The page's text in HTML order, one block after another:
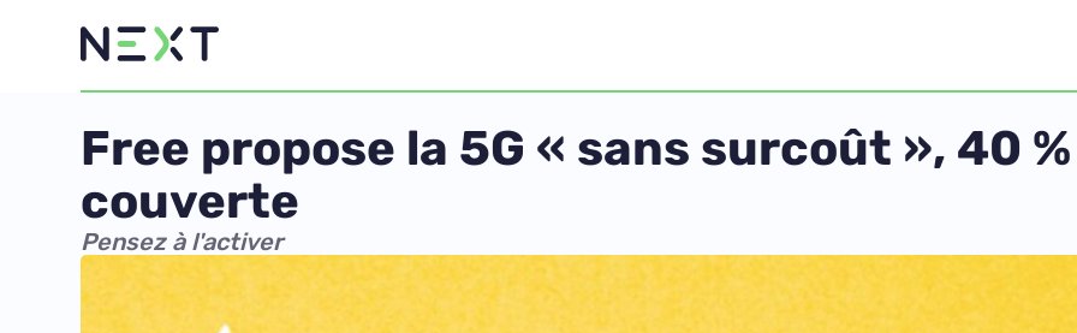
Free propose la 5G « sans surcoût », 40
couverte
Pensez à l'activer